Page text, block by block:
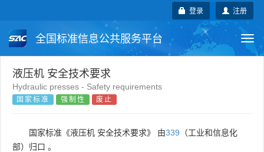
注册
登录
全国标准信息公共服务平台
国家标准
团体标准
国外标准 技术委员会
液压机 安全技术要求
Hydraulic presses - Safety requirements
国家标准 强制性 废止
国家标准《液压机 安全技术要求》 由339 （工业和信息化
部）归口 。